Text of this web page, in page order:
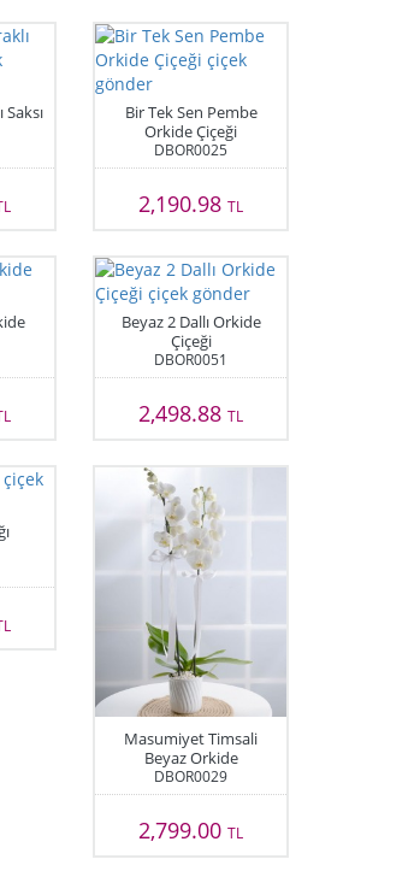
Bir Tek Sen Pembe
Orkide Çiçeği
DBOR0025
2,190.98TL
Beyaz 2 Dallı Orkide
Çiçeği
DBOR0051
2,498.88TL
Masumiyet Timsali
Beyaz Orkide
DBOR0029
2,799.00TL